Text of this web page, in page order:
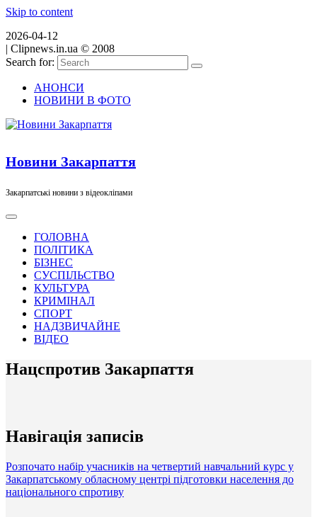
Skip to content
2026-04-12
| Clipnews.in.ua © 2008
Search for:
АНОНСИ
НОВИНИ В ФОТО
Новини Закарпаття
Закарпатські новини з відеокліпами
ГОЛОВНА
ПОЛІТИКА
БІЗНЕС
СУСПІЛЬСТВО
КУЛЬТУРА
КРИМІНАЛ
СПОРТ
НАДЗВИЧАЙНЕ
ВІДЕО
Нацспротив Закарпаття
Навігація записів
Розпочато набір учасників на четвертий навчальний курс у
Закарпатському обласному центрі підготовки населення до
національного спротиву